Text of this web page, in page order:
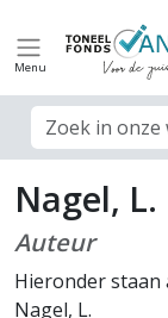
Menu
Zoek veld
Nagel, L.
Auteur
Hieronder staan
Nagel, L.